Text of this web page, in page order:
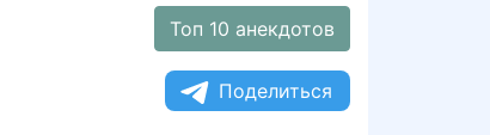
Топ 10 анекдотов
Поделиться